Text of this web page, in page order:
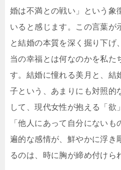
婚は不満との戦い」という象
いると感じます。この言葉が
と結婚の本質を深く掘り下げ
当の幸福とは何なのかを私た
す。結婚に憧れる美月と、結
子という、あまりにも対照的
して、現代女性が抱える「欲
「他人にあって自分にない
遍的な感情が、鮮やかに浮き
るのは、時に胸が締め付けら